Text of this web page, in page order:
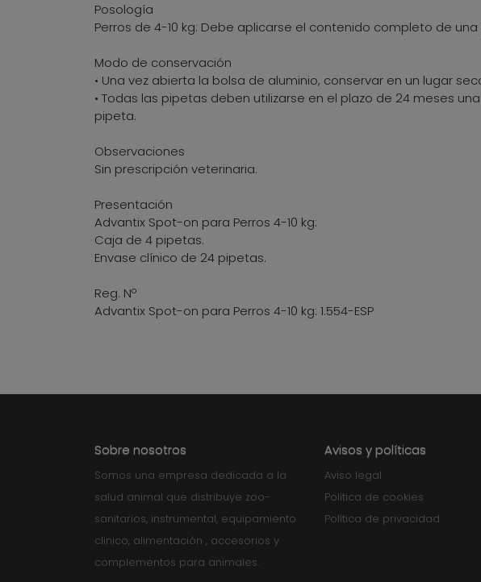
Posología
Perros de 4-10 kg: Debe aplicarse el contenido completo de
Modo de conservación
• Una vez abierta la bolsa de aluminio, conservar en un lugar
• Todas las pipetas deben utilizarse en el plazo de 24 meses
pipeta.
Observaciones
Sin prescripción veterinaria.
Presentación
Advantix Spot-on para Perros 4-10 kg:
Caja de 4 pipetas.
Envase clínico de 24 pipetas.
Reg. Nº
Advantix Spot-on para Perros 4-10 kg: 1.554-ESP
Sobre nosotros
Somos una empresa dedicada a la
salud animal que distribuye zoo-
sanitarios, instrumental, equipamiento
clinico, alimentación , accesorios y
complementos para animales.
Avisos y políticas
Aviso legal
Política de cookies
Política de privacidad